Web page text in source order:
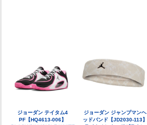
ジョーダン テイタム4
PF【HQ4613-006】
ジョーダン ジャンプマンヘ
ッドバンド【JD2030-113】